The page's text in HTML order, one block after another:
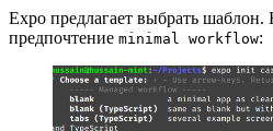
Expo предлагает выбрать шаблон.
предпочтение minimal workflow: